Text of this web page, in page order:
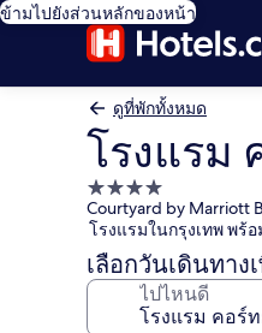
ข้ามไปยังส่วนหลักของหน้า
ดูที่พักทั้งหมด
โรงแรม
ที่พัก
4.0
ดาว
Courtyard by Marriott
โรงแรมในกรุงเทพ พร้
เลือกวันเดินทาง
ไปไหนดี